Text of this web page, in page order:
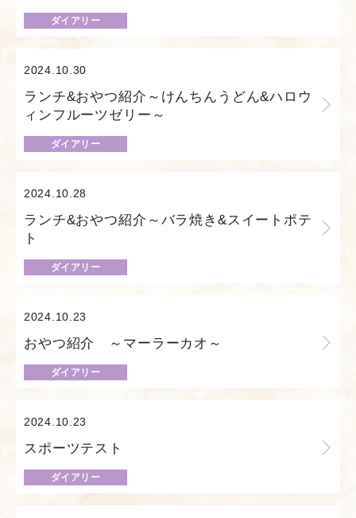
ダイアリー
2024.10.30
ランチ&おやつ紹介～けんちんうどん&ハロウ
ィンフルーツゼリー～
ダイアリー
2024.10.28
ランチ&おやつ紹介～バラ焼き&スイートポテ
ト
ダイアリー
2024.10.23
おやつ紹介 ～マーラーカオ～
ダイアリー
2024.10.23
スポーツテスト
ダイアリー